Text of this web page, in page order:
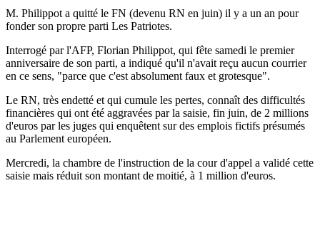
M. Philippot a quitté le FN (devenu RN en juin) il y a un an pour
fonder son propre parti Les Patriotes.
Interrogé par l'AFP, Florian Philippot, qui fête samedi le premier
anniversaire de son parti, a indiqué qu'il n'avait reçu aucun courrier
en ce sens, "parce que c'est absolument faux et grotesque".
Le RN, très endetté et qui cumule les pertes, connaît des difficultés
financières qui ont été aggravées par la saisie, fin juin, de 2 millions
d'euros par les juges qui enquêtent sur des emplois fictifs présumés
au Parlement européen.
Mercredi, la chambre de l'instruction de la cour d'appel a validé cette
saisie mais réduit son montant de moitié, à 1 million d'euros.